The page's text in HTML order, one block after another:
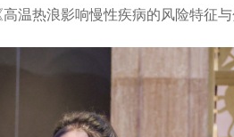
温热浪影响慢性疾病的风险特征